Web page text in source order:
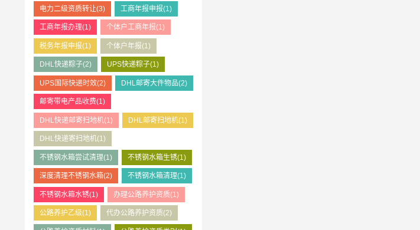
电力二级资质转让(3) 工商年报申报(1)
工商年报办理(1) 个体户工商年报(1)
税务年报申报(1) 个体户年报(1)
DHL快递粽子(2) UPS快递粽子(1)
UPS国际快递时效(2) DHL邮寄大件物品(2)
邮寄带电产品收费(1)
DHL快递邮寄扫地机(1) DHL邮寄扫地机(1)
DHL快递寄扫地机(1)
不锈钢水箱尝试清理(1) 不锈钢水箱生锈(1)
深度清理不锈钢水箱(2) 不锈钢水箱清理(1)
不锈钢水箱水锈(1) 办理公路养护资质(1)
公路养护乙级(1) 代办公路养护资质(2)